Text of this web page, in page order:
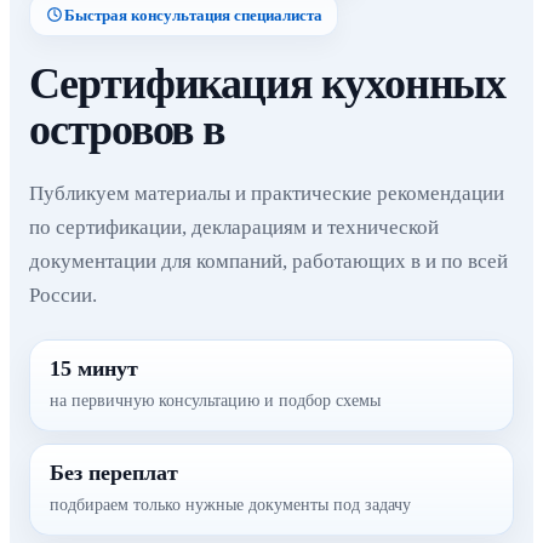
Быстрая консультация специалиста
Сертификация кухонных
островов в
Публикуем материалы и практические рекомендации
по сертификации, декларациям и технической
документации для компаний, работающих в и по всей
России.
15 минут
на первичную консультацию и подбор схемы
Без переплат
подбираем только нужные документы под задачу